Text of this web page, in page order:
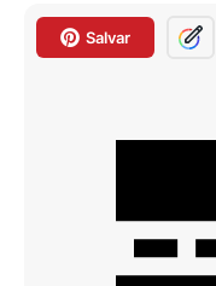
Salvar